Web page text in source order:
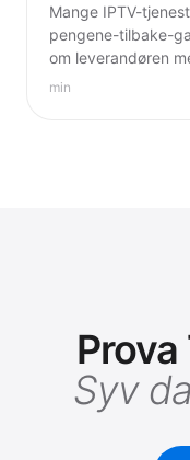
Mange IPTV-
pengene-tilbake-
om leverandøren
dagers garanti uten
min
Syv